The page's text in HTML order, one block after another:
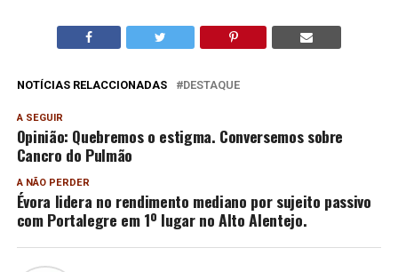
NOTÍCIAS RELACCIONADAS DESTAQUE
A SEGUIR
Opinião: Quebremos o estigma. Conversemos sobre
Cancro do Pulmão
A NÃO PERDER
Évora lidera no rendimento mediano por sujeito passivo
com Portalegre em 1º lugar no Alto Alentejo.